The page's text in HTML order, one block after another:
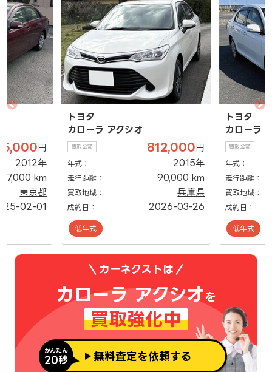
円
2012年
47,000 km
東京都
02-01
トヨタ
カローラ アクシオ
買取金額 812,000 円
年式： 2015年
走行距離： 90,000 km
買取地域： 兵庫県
成約日： 2026-03-26
低年式
トヨタ
カローラ
買取金額
年式：
走行距離：
買取地域：
成約日：
低年式
カーネクストは
カローラ アクシオを
買取強化中
かんたん
20秒 無料査定を依頼する